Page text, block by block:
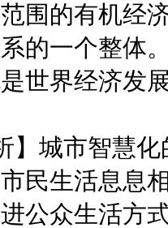
围的有机经
的一个整体
世界经济发
城市智慧化
民生活息息
公众生活方